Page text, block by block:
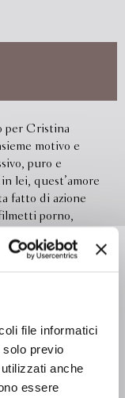
file informatici
previo
anche
essere
per Cristina
motivo e
puro e
lei, quest’amore
fatto di azione
porno,
giacché
di farsi
U2 o di un
a esiti
a non
racchiusa nella